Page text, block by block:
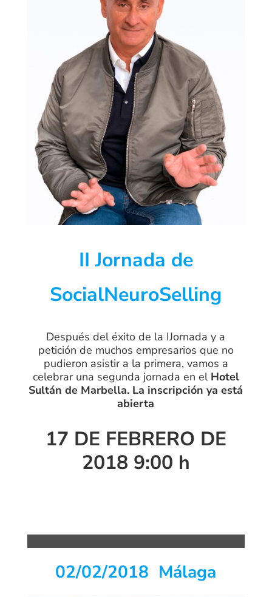
II Jornada de
SocialNeuroSelling
Después del éxito de la IJornada y a
petición de muchos empresarios que no
pudieron asistir a la primera, vamos a
celebrar una segunda jornada en el Hotel
Sultán de Marbella. La inscripción ya está
abierta
17 DE FEBRERO DE
2018 9:00 h
02/02/2018 Málaga